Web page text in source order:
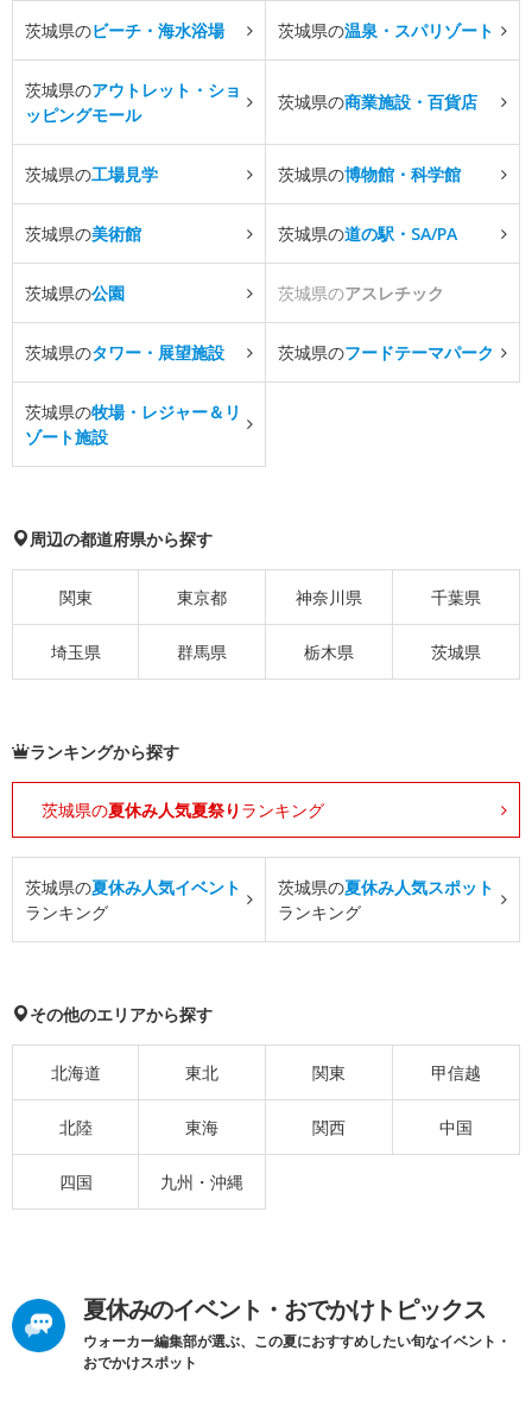
茨城県のビーチ・海水浴場 茨城県の温泉・スパリゾート
茨城県のアウトレット・ショ
ッピングモール
茨城県の商業施設・百貨店
茨城県の工場見学 茨城県の博物館・科学館
茨城県の美術館 茨城県の道の駅・SA/PA
茨城県の公園 茨城県のアスレチック
茨城県のタワー・展望施設 茨城県のフードテーマパーク
茨城県の牧場・レジャー＆リ
ゾート施設
周辺の都道府県から探す
関東 東京都 神奈川県 千葉県
埼玉県 群馬県 栃木県 茨城県
ランキングから探す
茨城県の夏休み人気夏祭り ランキング
茨城県の夏休み人気イベント
ランキング
茨城県の夏休み人気スポット
ランキング
その他のエリアから探す
北海道 東北 関東 甲信越
北陸 東海 関西 中国
四国 九州・沖縄
夏休みのイベント・おでかけトピックス
ウォーカー編集部が選ぶ、この夏におすすめしたい旬なイベント・
おでかけスポット